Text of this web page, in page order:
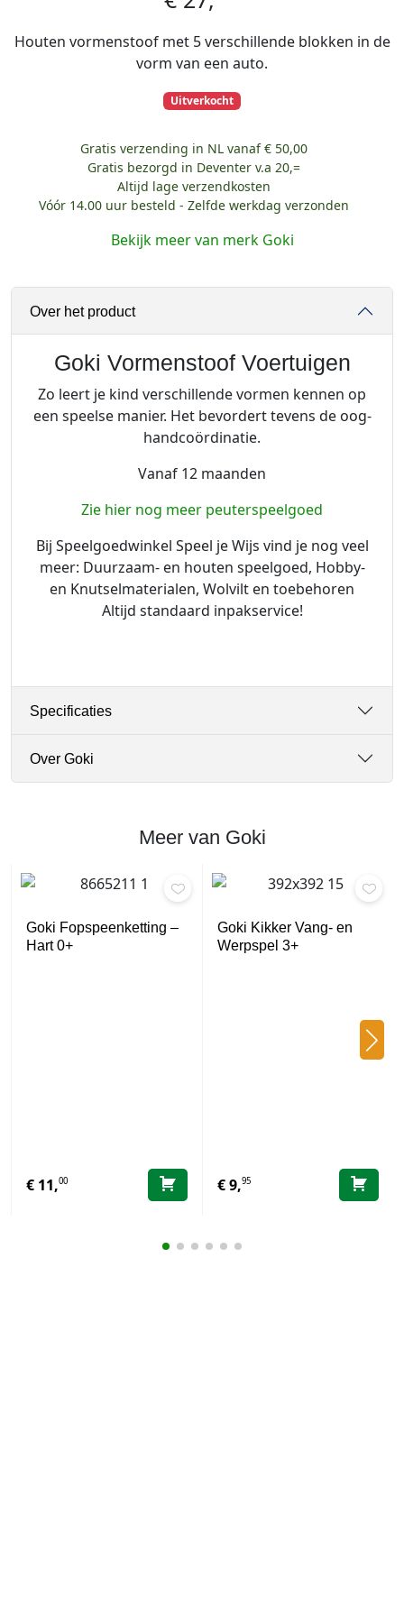
Houten vormenstoof met 5 verschillende blokken in de
vorm van een auto.
Uitverkocht
Gratis verzending in NL vanaf € 50,00
Gratis bezorgd in Deventer v.a 20,=
Altijd lage verzendkosten
Vóór 14.00 uur besteld - Zelfde werkdag verzonden
Bekijk meer van merk Goki
Over het product
Goki Vormenstoof Voertuigen
Zo leert je kind verschillende vormen kennen op
een speelse manier. Het bevordert tevens de oog-
handcoördinatie.
Vanaf 12 maanden
Zie hier nog meer peuterspeelgoed
Bij Speelgoedwinkel Speel je Wijs vind je nog veel
meer: ​​Duurzaam- en houten speelgoed, Hobby-
en Knutselmaterialen, Wolvilt en toebehoren
Altijd standaard inpakservice!
Specificaties
Over Goki
Meer van Goki
Goki Fopspeenketting –
Hart 0+
€ 11,00
Goki Kikker Vang- en
Werpspel 3+
€9,95